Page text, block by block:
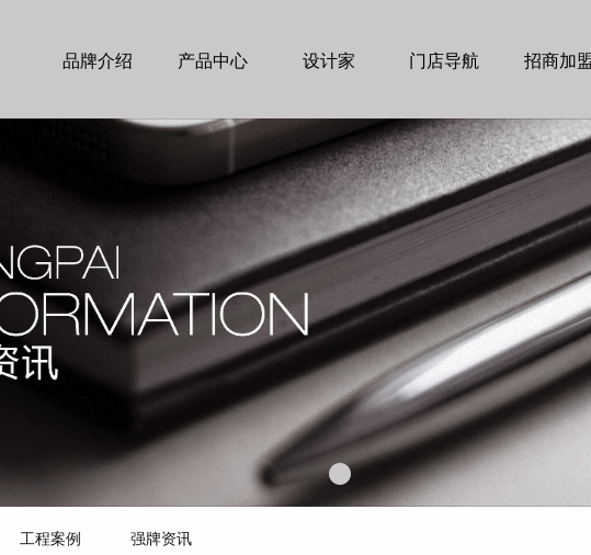
品牌介绍 产品中心 设计家 门店导航 招商加
工程案例 强牌资讯